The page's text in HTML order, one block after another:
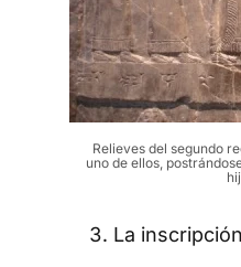
Relieves del segundo
uno de ellos,
La